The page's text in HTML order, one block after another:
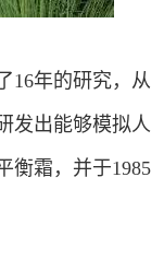
16年的研究，从
发出能够模拟人
衡霜，并于1985